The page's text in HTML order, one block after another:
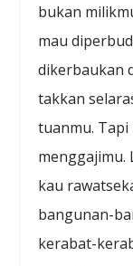
bukan
mau
dikerbaukan
takkan
tuanmu. Tapi
menggajimu.
kau
bangunan-
kerabat-